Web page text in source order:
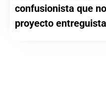
confusionista que
proyecto